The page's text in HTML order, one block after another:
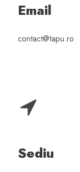
Email
contact@tapu.ro
Sediu